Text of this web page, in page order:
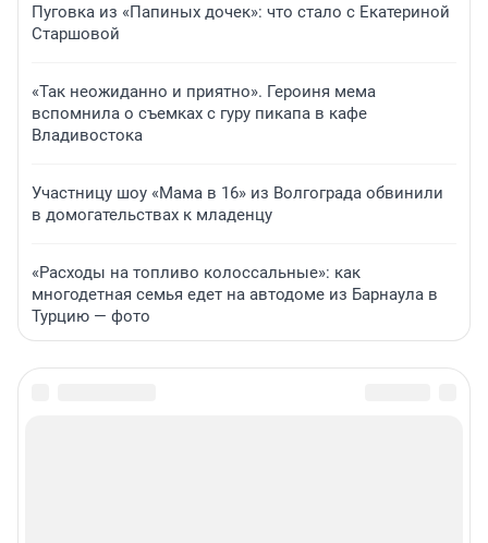
Пуговка из «Папиных дочек»: что стало с Екатериной
Старшовой
«Так неожиданно и приятно». Героиня мема
вспомнила о съемках с гуру пикапа в кафе
Владивостока
Участницу шоу «Мама в 16» из Волгограда обвинили
в домогательствах к младенцу
«Расходы на топливо колоссальные»: как
многодетная семья едет на автодоме из Барнаула в
Турцию — фото